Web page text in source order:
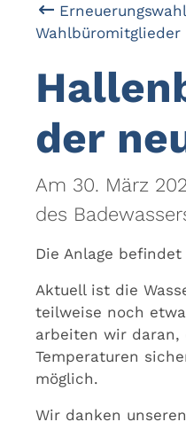
Wahlbüromitglieder
der
Am 30. März
des
Die Anlage
Aktuell ist die
teilweise noch
arbeiten wir daran,
Temperaturen
möglich.
Wir danken